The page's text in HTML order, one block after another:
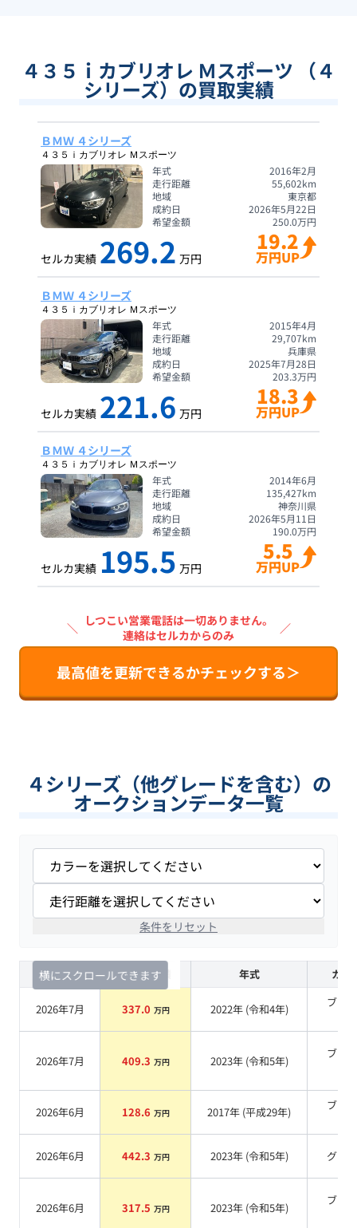
４３５ｉカブリオレ Ｍスポーツ （４
シリーズ）の買取実績
ＢＭＷ ４シリーズ
４３５ｉカブリオレ Ｍスポーツ
年式
2016年2月
走行距離
55,602km
地域
東京都
成約日
2026年5月22日
希望金額
250.0万円
セルカ実績 269.2 万円
19.2
万円UP
ＢＭＷ ４シリーズ
４３５ｉカブリオレ Ｍスポーツ
年式
2015年4月
走行距離
29,707km
地域
兵庫県
成約日
2025年7月28日
希望金額
203.3万円
セルカ実績 221.6 万円
18.3
万円UP
ＢＭＷ ４シリーズ
４３５ｉカブリオレ Ｍスポーツ
年式
2014年6月
走行距離
135,427km
地域
神奈川県
成約日
2026年5月11日
希望金額
190.0万円
セルカ実績 195.5 万円
5.5
万円UP
＼ しつこい営業電話は一切ありません。
連絡はセルカからのみ
／
最高値を更新できるかチェックする＞
４シリーズ（他グレードを含む）の
オークションデータ一覧
条件をリセット
横にスクロールできます
査定時期 セルカ実績 年式 カラ
2026年7月 337.0 万円 2022年 (令和4年)
ブラ
2026年7月 409.3 万円 2023年 (令和5年)
ブラ
2026年6月 128.6 万円 2017年 (平成29年)
ブラ
2026年6月 442.3 万円 2023年 (令和5年) グレー
2026年6月 317.5 万円 2023年 (令和5年)
ブラ